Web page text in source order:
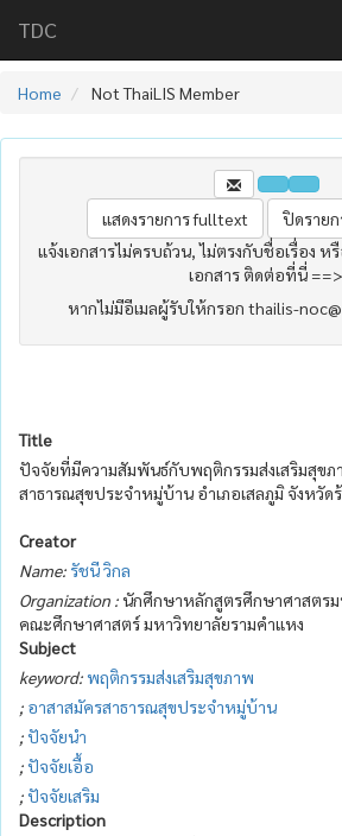
TDC
Home Not ThaiLIS Member
แจ้งเอกสารไม่ครบถ้วน, ไม่ตรงกับชื่อเรื่อง
เอกสาร ติดต่อที่นี่ ==>
หากไม่มีอีเมลผู้รับให้กรอก thailis-
Title
ปัจจัยที่มีความสัมพันธ์กับพฤติกรรมส่งเสริมสุขภ
สาธารณสุขประจำหมู่บ้าน อำเภอเสลภูมิ จังหวัด
Creator
Name: รัชนี วิกล
Organization :นักศึกษาหลักสูตรศึกษาศาสตร
คณะศึกษาศาสตร์ มหาวิทยาลัยรามคำแหง
Subject
keyword:พฤติกรรมส่งเสริมสุขภาพ
; อาสาสมัครสาธารณสุขประจำหมู่บ้าน
;ปัจจัยนำ
;ปัจจัยเอื้อ
;ปัจจัยเสริม
Description